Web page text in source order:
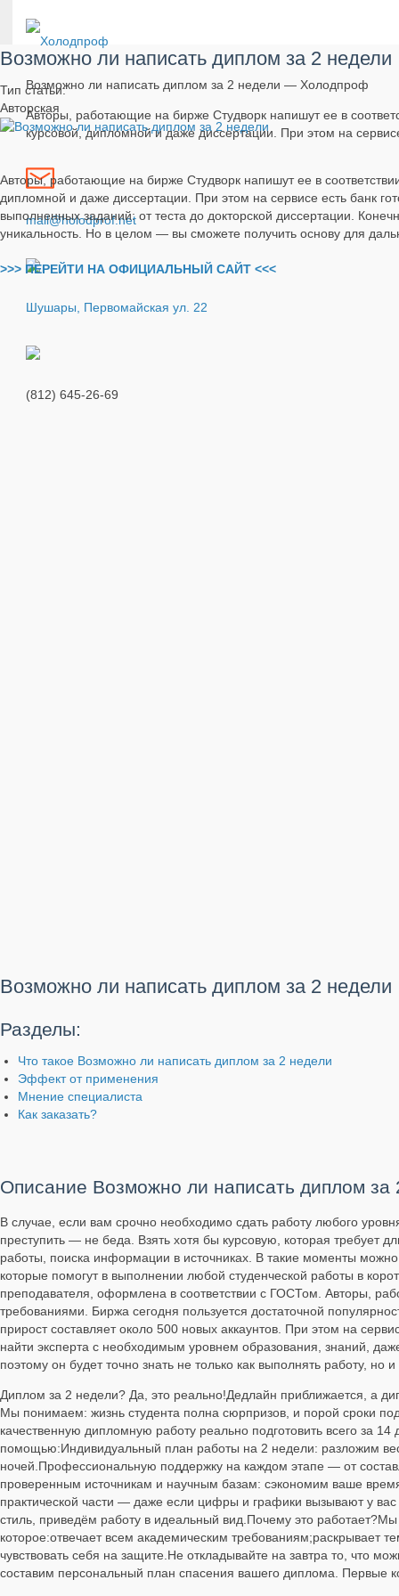
Возможно ли написать диплом за 2 недели — Холодпроф
Авторы, работающие на бирже Студворк напишут ее в
курсовой, дипломной и даже диссертации. При этом на
mail@holodprof.net
Шушары, Первомайская ул. 22
(812) 645-26-69
Возможно ли написать диплом за 2 недели
Тип статьи:
Авторская
Авторы, работающие на бирже Студворк напишут ее в
дипломной и даже диссертации. При этом на сервисе есть банк
выполненных заданий: от теста до докторской диссертации.
уникальность. Но в целом — вы сможете получить основу для
>>> ПЕРЕЙТИ НА ОФИЦИАЛЬНЫЙ САЙТ <<<
Возможно ли написать диплом за 2 недели
Разделы:
Что такое Возможно ли написать диплом за 2 недели
Эффект от применения
Мнение специалиста
Как заказать?
Описание Возможно ли написать диплом за
В случае, если вам срочно необходимо сдать работу любого
преступить — не беда. Взять хотя бы курсовую, которая требует
работы, поиска информации в источниках. В такие моменты
которые помогут в выполнении любой студенческой работы в
преподавателя, оформлена в соответствии с ГОСТом. Авторы,
требованиями. Биржа сегодня пользуется достаточной
прирост составляет около 500 новых аккаунтов. При этом на
найти эксперта с необходимым уровнем образования, знаний,
поэтому он будет точно знать не только как выполнять работу,
Диплом за 2 недели? Да, это реально!Дедлайн приближается, а
Мы понимаем: жизнь студента полна сюрпризов, и порой сроки
качественную дипломную работу реально подготовить всего за
помощью:Индивидуальный план работы на 2 недели: разложим
ночей.Профессиональную поддержку на каждом этапе — от
проверенным источникам и научным базам: сэкономим ваше
практической части — даже если цифры и графики вызывают у
стиль, приведём работу в идеальный вид.Почему это
которое:отвечает всем академическим требованиям;раскрывает
чувствовать себя на защите.Не откладывайте на завтра то, что
составим персональный план спасения вашего диплома. Первые